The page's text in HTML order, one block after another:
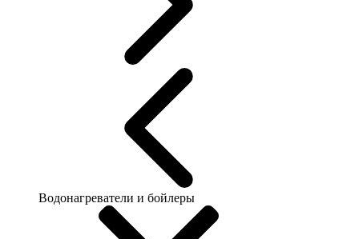
Водонагреватели и бойлеры